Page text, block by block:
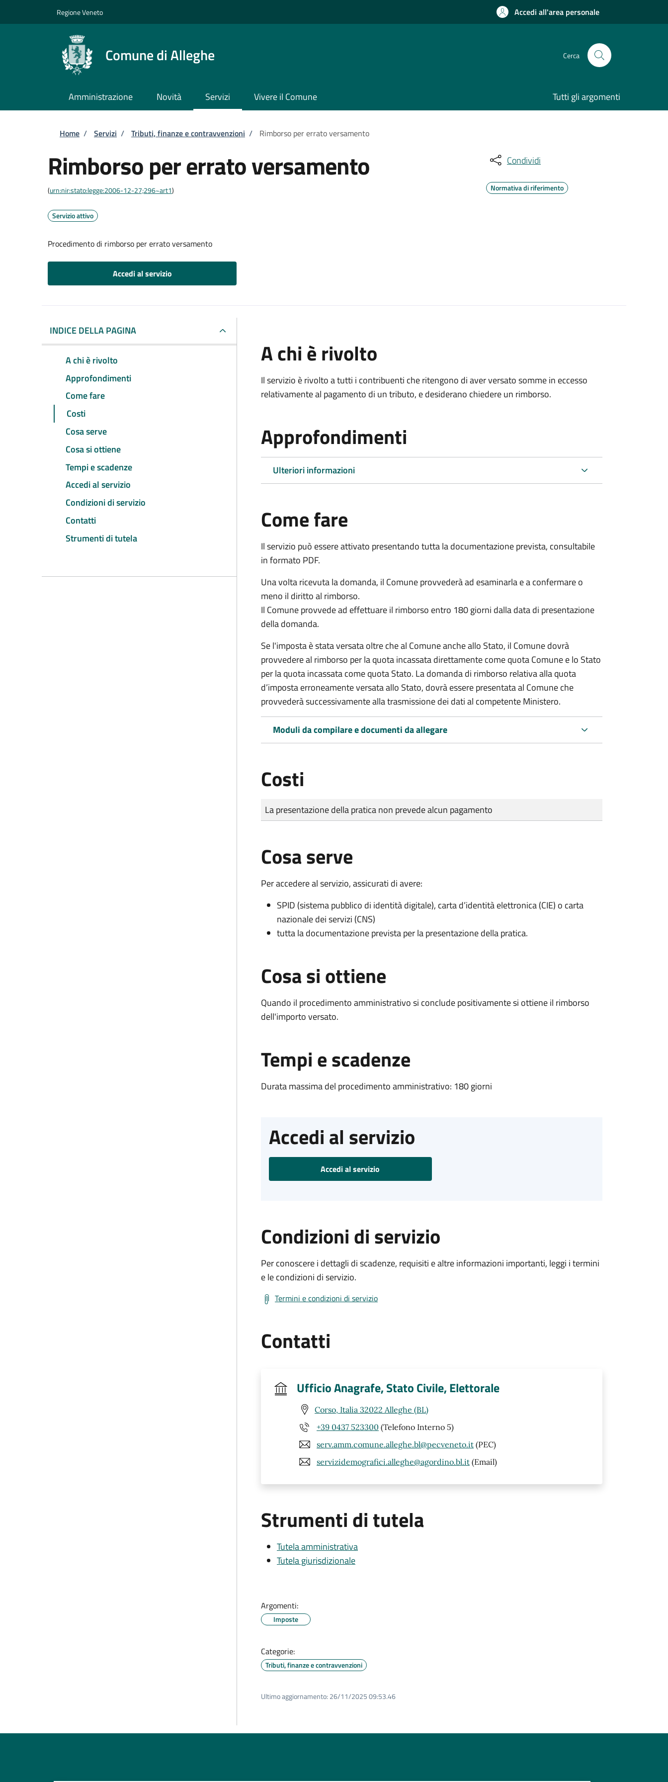
Regione Veneto Accedi all'area personale
Comune di Alleghe Cerca
Amministrazione Novità Servizi Vivere il Comune Tutti gli argomenti
Briciole di pane
Home / Servizi / Tributi, finanze e contravvenzioni / Rimborso per errato versamento
Rimborso per errato versamento
(urn:nir:stato:legge:2006-12-27;296~art1)
Servizio attivo
Procedimento di rimborso per errato versamento
Accedi al servizio
Condividi
Normativa di riferimento
INDICE DELLA PAGINA
A chi è rivolto
Approfondimenti
Come fare
Costi
Cosa serve
Cosa si ottiene
Tempi e scadenze
Accedi al servizio
Condizioni di servizio
Contatti
Strumenti di tutela
A chi è rivolto
Il servizio è rivolto a tutti i contribuenti che ritengono di aver versato somme in eccesso
relativamente al pagamento di un tributo, e desiderano chiedere un rimborso.
Approfondimenti
Ulteriori informazioni
Come fare
Il servizio può essere attivato presentando tutta la documentazione prevista, consultabile
in formato PDF.
Una volta ricevuta la domanda, il Comune provvederà ad esaminarla e a confermare o
meno il diritto al rimborso.
Il Comune provvede ad effettuare il rimborso entro 180 giorni dalla data di presentazione
della domanda.
Se l'imposta è stata versata oltre che al Comune anche allo Stato, il Comune dovrà
provvedere al rimborso per la quota incassata direttamente come quota Comune e lo Stato
per la quota incassata come quota Stato. La domanda di rimborso relativa alla quota
d’imposta erroneamente versata allo Stato, dovrà essere presentata al Comune che
provvederà successivamente alla trasmissione dei dati al competente Ministero.
Moduli da compilare e documenti da allegare
Costi
Tipo di pagamento
Importo
La presentazione della pratica non prevede alcun pagamento
Cosa serve
Per accedere al servizio, assicurati di avere:
SPID (sistema pubblico di identità digitale), carta d’identità elettronica (CIE) o carta
nazionale dei servizi (CNS)
tutta la documentazione prevista per la presentazione della pratica.
Cosa si ottiene
Quando il procedimento amministrativo si conclude positivamente si ottiene il rimborso
dell'importo versato.
Tempi e scadenze
Durata massima del procedimento amministrativo: 180 giorni
Accedi al servizio
Accedi al servizio
Condizioni di servizio
Per conoscere i dettagli di scadenze, requisiti e altre informazioni importanti, leggi i termini
e le condizioni di servizio.
Termini e condizioni di servizio
Contatti
Ufficio Anagrafe, Stato Civile, Elettorale
Corso, Italia 32022 Alleghe (BL)
+39 0437 523300 (Telefono Interno 5)
serv.amm.comune.alleghe.bl@pecveneto.it (PEC)
servizidemografici.alleghe@agordino.bl.it (Email)
Strumenti di tutela
Tutela amministrativa
Tutela giurisdizionale
Argomenti:
Imposte
Categorie:
Tributi, finanze e contravvenzioni
Ultimo aggiornamento: 26/11/2025 09:53.46